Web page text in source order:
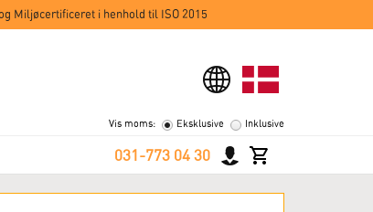
Miljøcertificeret i henhold til ISO 2015
Vis moms: Eksklusive Inklusive
031-773 04 30